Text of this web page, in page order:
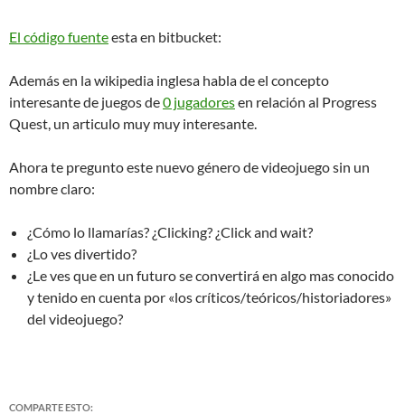
El código fuenteesta en bitbucket:
Además en la wikipedia inglesa habla de el concepto
interesante de juegos de0 jugadoresen relación al Progress
Quest, un articulo muy muy interesante.
Ahora te pregunto este nuevo género de videojuego sin un
nombre claro:
¿Cómo lo llamarías? ¿Clicking? ¿Click and wait?
¿Lo ves divertido?
¿Le ves que en un futuro se convertirá en algo mas conocido
y tenido en cuenta por «los críticos/teóricos/historiadores»
del videojuego?
COMPARTE ESTO: